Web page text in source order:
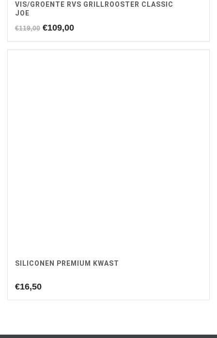
VIS/GROENTE RVS GRILLROOSTER CLASSIC
JOE
€119,00 Oorspronkelijke
was:
€109,00Huidige
is:
SILICONEN PREMIUM KWAST
€16,50